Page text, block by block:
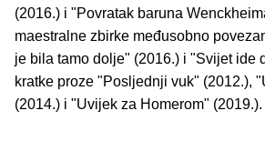
(2016.) i "Povratak baruna
maestralne zbirke međusobno
je bila tamo dolje" (2016.) i "Svijet ide
kratke proze "Posljednji vuk" (2012.),
(2014.) i "Uvijek za Homerom" (2019.).